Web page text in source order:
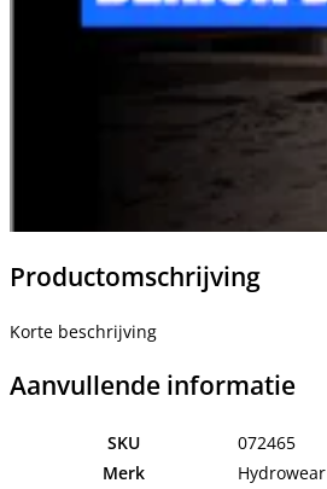
Productomschrijving
Korte beschrijving
Aanvullende informatie
SKU
072465
Merk
Hydrowear